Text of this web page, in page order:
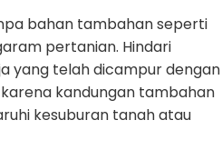
bahan tambahan seperti
pertanian. Hindari
yang telah dicampur dengan
kandungan tambahan
kesuburan tanah atau